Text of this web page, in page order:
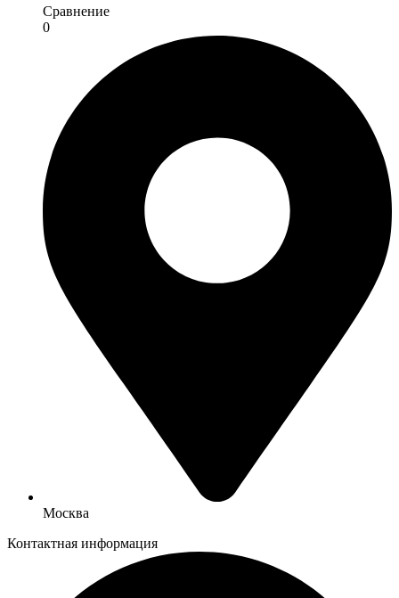
Сравнение
0
Москва
Контактная информация